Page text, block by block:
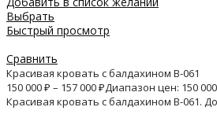
Выбрать
Быстрый просмотр
Сравнить
Красивая кровать с балдахином B-061
150 000₽ – 157 000₽Диапазон цен: 150
Красивая кровать с балдахином B-061.